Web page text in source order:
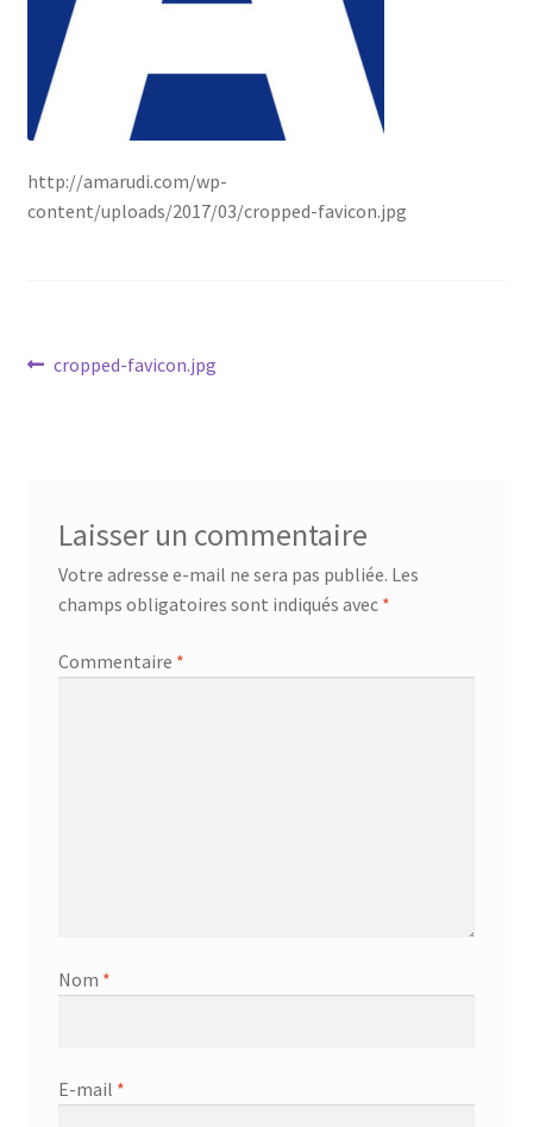
Mandalathèque
Me contacter
Mon compte
Panier
http://amarudi.com/wp-
content/uploads/2017/03/cropped-favicon.jpg
Navigation
Article
cropped-favicon.jpg
Laisser un commentaire
Votre adresse e-mail ne sera pas publiée. Les
champs obligatoires sont indiqués avec *
Commentaire *
Nom *
E-mail *